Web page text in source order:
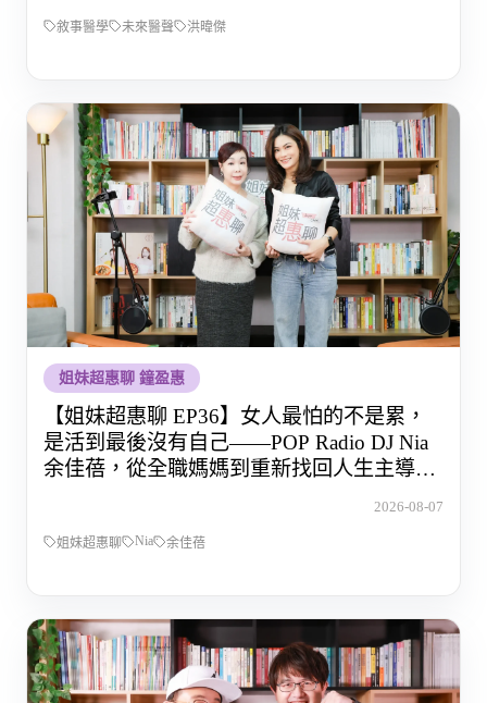
敘事醫學 未來醫聲 洪暐傑
姐妹超惠聊 鐘盈惠
【姐妹超惠聊 EP36】女人最怕的不是累，
是活到最後沒有自己——POP Radio DJ Nia
余佳蓓，從全職媽媽到重新找回人生主導權
2026-08-07
姐妹超惠聊 Nia 余佳蓓